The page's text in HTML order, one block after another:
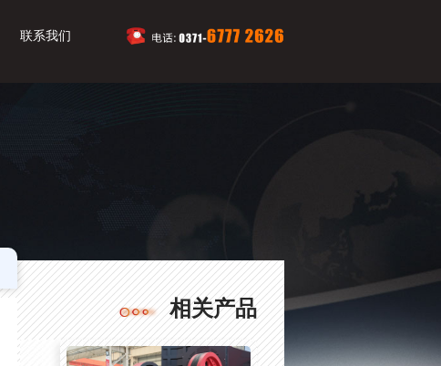
联系我们
相关产品